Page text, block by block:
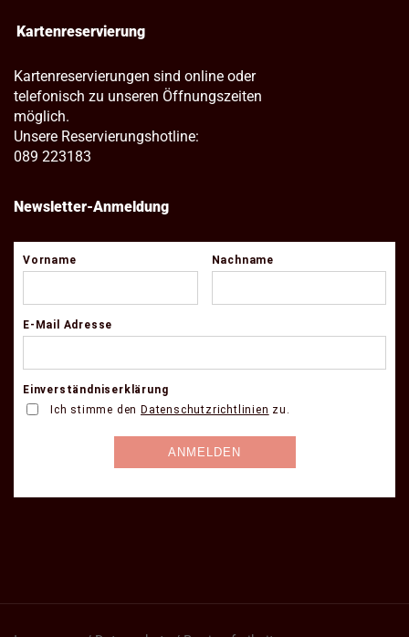
Kartenreservierung
Kartenreservierungen sind online oder
telefonisch zu unseren Öffnungszeiten
möglich.
Unsere Reservierungshotline:
089 223183
Newsletter-Anmeldung